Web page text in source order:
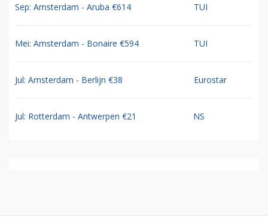
Sep: Amsterdam - Aruba €614 TUI
Mei: Amsterdam - Bonaire €594 TUI
Jul: Amsterdam - Berlijn €38 Eurostar
Jul: Rotterdam - Antwerpen €21 NS